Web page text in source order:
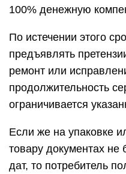
100% денежную
По истечении этого
предъявлять
ремонт или
продолжительность
ограничивается
Если же на упаковке
товару документах не
дат, то потребитель